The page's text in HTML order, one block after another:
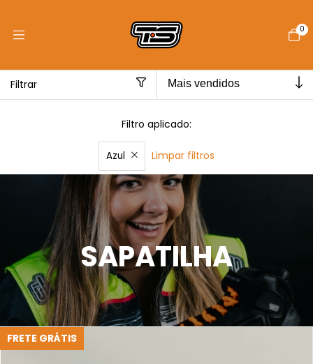
0
Filtrar
Filtro aplicado:
Azul Limpar filtros
Início > SAPATILHA
SAPATILHA
FRETE GRÁTIS